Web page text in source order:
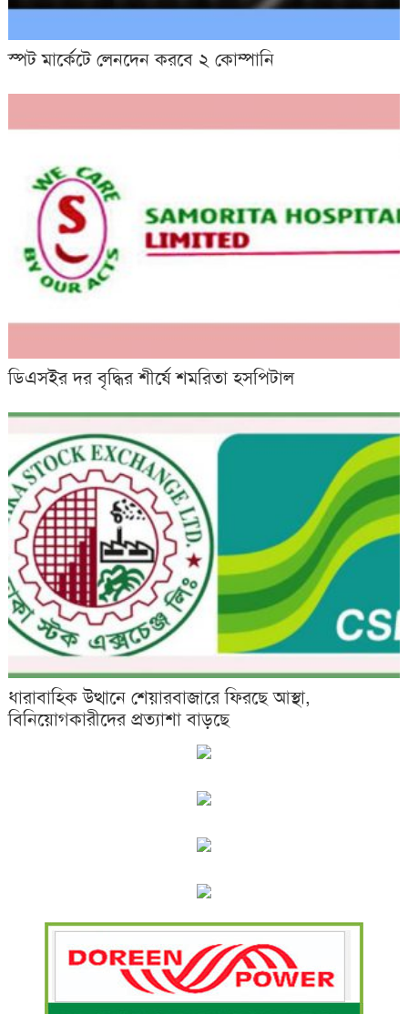
স্পট মার্কেটে লেনদেন করবে ২ কোম্পানি
ডিএসইর দর বৃদ্ধির শীর্ষে শমরিতা হসপিটাল
ধারাবাহিক উত্থানে শেয়ারবাজারে ফিরছে আস্থা,
বিনিয়োগকারীদের প্রত্যাশা বাড়ছে